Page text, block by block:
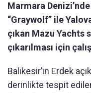
Marmara
“Graywolf” ile
çıkan Mazu Yachts
çıkarılması için
Balıkesir’in Erdek
derinlikte tespit